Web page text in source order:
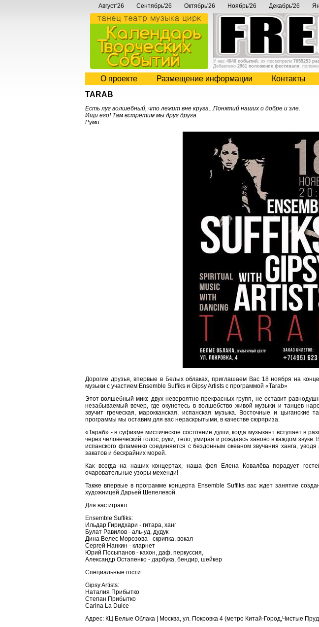
Август'26 Сентябрь'26 Октябрь'26 Ноябрь'26 Декабрь'26
У нас 4040 событий , их посмотрели 7055253
Добавлено 2961 положение фестиваля,
О проекте Размещение информации Контакты
TARAB
Есть луг волшебный, что лежит вне круга...Понятий наших о добре и зле.
Ищи его! Там встретим мы друг друга.
Руми
Дорогие друзья, впервые в Белых облаках, приглашаем Вас 18 ноября на
музыки с участием Ensemble Suffiks и Gipsy Artists с программой «Tarab»
Этот волшебный микс двух невероятно прекрасных групп, не оставит
незабываемый вечер, где окунетесь в волшебство живой музыки и танцев
звучит греческая, марокканская, испанская музыка. Восточные и цыганские
программы мы оставим для вас нераскрытыми, в качестве сюрприза.
«Тараб» - в суфизме мистическое состояние души, когда музыкант вступает в
через человеческий голос, руки, тело, умирая и рождаясь заново в каждом
испанского фламенко соединяется с бездонным океаном звучания ханга,
закатов и бескрайних морей.
Как всегда на наших концертах, наша фея Елена Ковалёва порадует
очаровательные узоры мехенди!
Также впервые в программе концерта Ensemble Suffiks вас ждет занятие
художницей Дарьей Шепелевой.
Для вас играют:
Ensemble Suffiks:
Ильдар Гиридхари - гитара, ханг
Булат Равилов - аль-уд, дудук
Дина Велес Морозова - скрипка, вокал
Сергей Нанкин - кларнет
Юрий Посыпанов - кахон, даф, перкуссия,
Александр Остапенко - дарбука, бендир, шейкер
Специальные гости:
Gipsy Artists:
Наталия Прибытко
Степан Прибытко
Carina La Dulce
Адрес: КЦ Белые Облака | Москва, ул. Покровка 4 (метро Китай-Город,Чистые